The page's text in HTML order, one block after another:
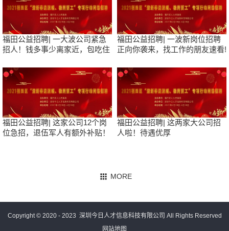
福田公益招聘| 一大波公司紧急
招人！钱多事少离家近，包吃住
福田公益招聘| 一波新岗位招聘
正向你袭来，找工作的朋友速看!
福田公益招聘| 这家公司12个岗
位急招，退伍军人有额外补贴！
福田公益招聘| 这两家大公司招
人啦！待遇优厚
Copyright © 2020 - 2023 深圳今日人才信息科技有限公司 All Rights Reserved
网站地图